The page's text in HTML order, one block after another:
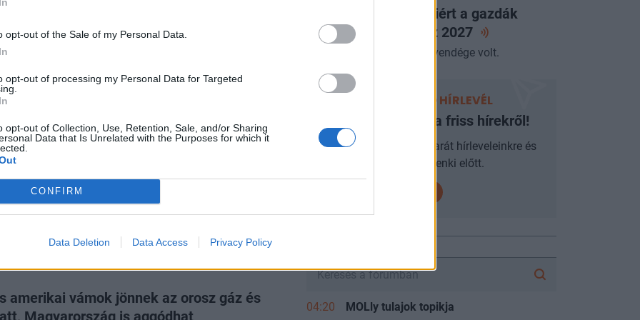
opt-out of the Sale of my Personal Data.
opt-out of processing my Personal Data for Targeted
opt-out of Collection, Use, Retention, Sale, and/or Sharing
Data that Is Unrelated with the Purposes for which it
CONFIRM
Data Deletion Data Access Privacy Policy
mire költi a kormány a 6000 milliárd
uniós pénzt
lépés Romániában: beindítják a
amerikai vámok jönnek az orosz gáz és
Magyarország is aggódhat
Szabolcs elárulta, miért a gazdák
döntöttek és mit hoz 2027
A miniszter az Alapvetés vendége volt.
PORTFOLIO HÍRLEVÉL
Ne maradjon le a friss hírekről!
Iratkozzon fel mobilbarát hírleveleinkre és
járjon mindenki előtt.
04:20 MOLly tulajok topikja